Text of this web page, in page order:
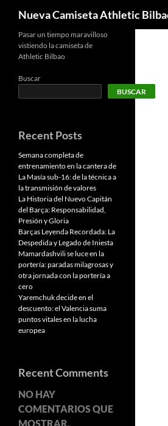
Nueva Camiseta Athletic
Pasar un tiempo maravilloso
vistiendo la camiseta de
Athletic Bilbao
Buscar
BUSCAR
Recent Posts
Semana completa de
entrenamiento en la cantera de
La Masía sub-16: de la técnica a
la transmisión de valores
La Historia del Nuevo Capitán
del Barça: Responsabilidad,
Presión y Gloria
Barças Leyenda Recordada: La
Despedida y Legado de Iniesta
Mamardashvili se luce en la
portería: paradas milagrosas y
otra jornada con la portería a
cero
Yaremchuk decide en el
descuento: el Valencia suma
puntos vitales en la lucha
europea
Recent Comments
NO HAY
COMENTARIOS QUE
MOSTRAR.